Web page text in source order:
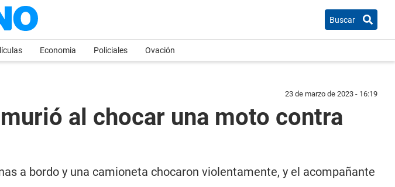
Buscar
Economia Policiales Ovación
23 de marzo de 2023 - 16:19
al chocar una moto contra
a bordo y una camioneta chocaron violentamente, y el acompañante